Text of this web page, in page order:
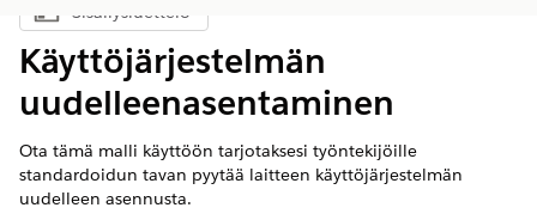
Näytä sisällysluettelo
Sisällysluettelo
Käyttöjärjestelmän
uudelleenasentaminen
Ota tämä malli käyttöön tarjotaksesi työntekijöille
standardoidun tavan pyytää laitteen käyttöjärjestelmän
uudelleen asennusta.